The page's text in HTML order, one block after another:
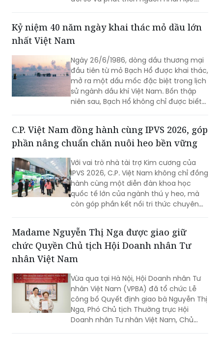
Petrovietnam đặt ra yêu cầu ngày
hiệu quả quản trị, quản lý rủi ro, chuyển
đổi số và phát triển nguồn nhân lực.
Trong tổng thể đó, đội ngũ Người đại
diện giữ vai trò quan trọng, góp phần
đưa các định hướng lớn của Tập đoàn
đi vào thực tiễn hoạt động tại doanh
nghiệp.
Kỷ niệm 40 năm ngày khai thác mỏ dầu lớn
nhất Việt Nam
Ngày 26/6/1986, dòng dầu thương mại
đầu tiên từ mỏ Bạch Hổ được khai thác,
sử ngành dầu khí Việt Nam. Bốn thập
niên sau, Bạch Hổ không chỉ được biết
đến là mỏ dầu lớn nhất cả nước, mà
chiến lược, năng lực khoa học - công
nghệ và khát vọng làm chủ biển của
người Việt Nam.
C.P. Việt Nam đồng hành cùng IPVS 2026, góp
phần nâng chuẩn chăn nuôi heo bền vững
Với vai trò nhà tài trợ Kim cương của
IPVS 2026, C.P. Việt Nam không chỉ đồng
quốc tế lớn của ngành thú y heo, mà
còn góp phần kết nối tri thức chuyên
môn với thực tiễn chăn nuôi tại Việt
Nam. Thông qua hội thảo vệ tinh, gian
giới thiệu tại hội nghị, doanh nghiệp tiếp
tục khẳng định định hướng phát triển
chăn nuôi theo hướng an toàn sinh
học, phòng bệnh chủ động và bền
vững.
Madame Nguyễn Thị Nga được giao giữ
chức Quyền Chủ tịch Hội Doanh nhân Tư
nhân Việt Nam
Vừa qua tại Hà Nội, Hội Doanh nhân Tư
nhân Việt Nam (VPBA) đã tổ chức Lễ